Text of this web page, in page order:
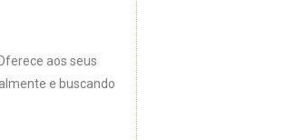
aos seus
e buscando